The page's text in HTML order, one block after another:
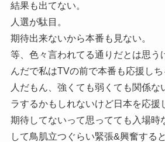
結果も出てない。
人選が駄目。
期待出来ないから本番も見ない。
等、色々言われてる通りだとは思う
んだで私はTVの前で本番も応援し
人だもん、強くても弱くても関係な
ラするかもしれないけど日本を応援
期待してないって思ってても入場時
して鳥肌立つぐらい緊張&興奮する